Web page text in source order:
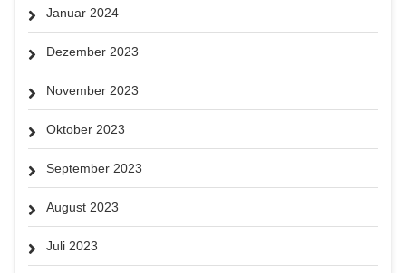
Januar 2024
Dezember 2023
November 2023
Oktober 2023
September 2023
August 2023
Juli 2023